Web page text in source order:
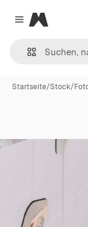
Close menu
Magnific
Startseite/Stock/